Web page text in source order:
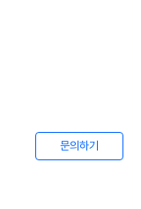
문의하기